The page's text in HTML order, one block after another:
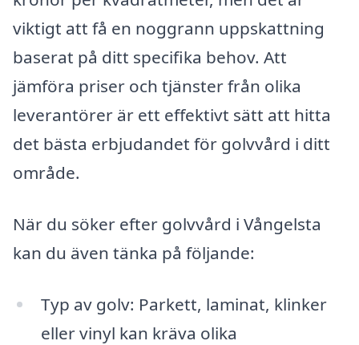
viktigt att få en noggrann uppskattning
baserat på ditt specifika behov. Att
jämföra priser och tjänster från olika
leverantörer är ett effektivt sätt att hitta
det bästa erbjudandet för golvvård i ditt
område.
När du söker efter golvvård i Vångelsta
kan du även tänka på följande:
Typ av golv: Parkett, laminat, klinker
eller vinyl kan kräva olika